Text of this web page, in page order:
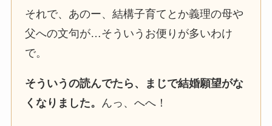
それで、あのー、結構子育てとか義理の母や
父への文句が…そういうお便りが多いわけ
で。
そういうの読んでたら、まじで結婚願望がな
くなりました。 んっ、へへ！